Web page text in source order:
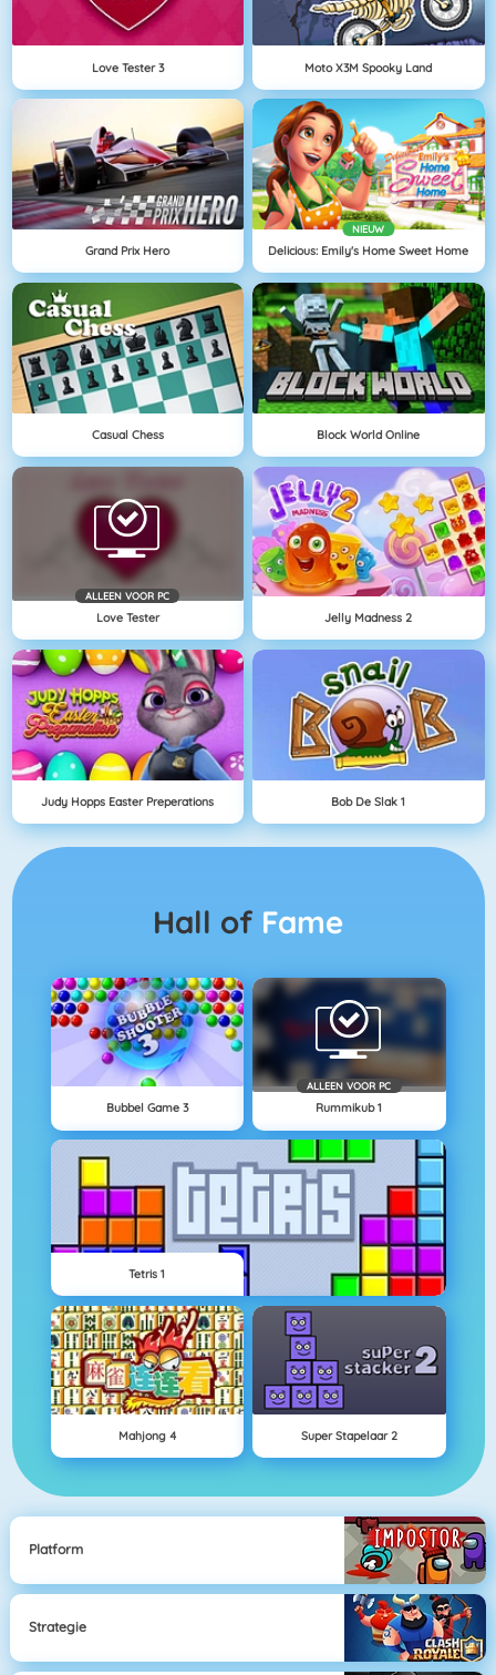
Love Tester 3 Moto X3M Spooky Land
Grand Prix Hero
NIEUW
Delicious: Emily's Home Sweet Home
Casual Chess Block World Online
ALLEEN VOOR PC
Love Tester Jelly Madness 2
Judy Hopps Easter Preperations Bob De Slak 1
Hall of Fame
Bubbel Game 3
ALLEEN VOOR PC
Rummikub 1
Tetris 1
Mahjong 4 Super Stapelaar 2
Platform
Strategie